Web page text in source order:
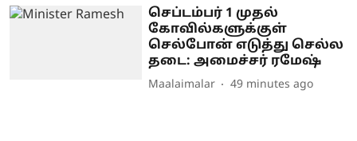
செப்டம்பர் 1 முதல்
கோவில்களுக்குள்
செல்போன் எடுத்து செல்ல
தடை: அமைச்சர் ரமேஷ்
Maalaimalar 49 minutes ago